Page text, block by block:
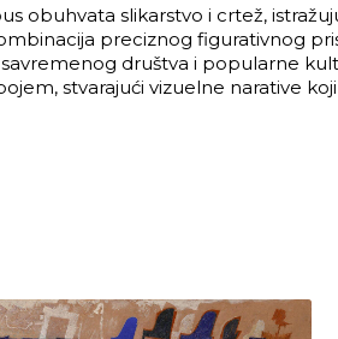
obuhvata slikarstvo i crtež,
preciznog figurativnog
društva i popularne
stvarajući vizuelne narative